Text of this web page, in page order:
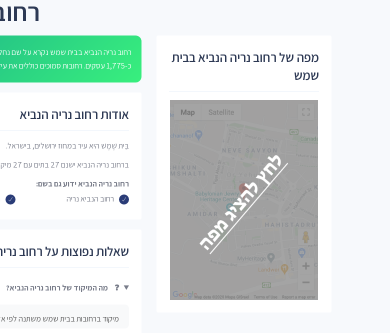
רחוב נריה הנביא בבית שמש נקרא על שם נחל
כ-1,775 עסקים. רחובות סמוכים כוללים את עידו הנביא, אחיה השילוני, יואל הנביא, מלאכי הנביא וחגי הנביא.
אודות רחוב נריה הנביא
בֵּית שֶׁמֶשׁ היא עיר במחוז ירושלים, בישראל.
ברחוב נריה הנביא ישנם 27 בתים עם 27 מיקודים שונים.
רחוב נריה הנביא ידוע גם בשם:
רחוב הנביא נריה
שאלות נפוצות על רחוב
❓ מה המיקוד של רחוב נריה הנביא?
מיקוד ברחובות בבית שמש משתנה לפי
מפה של רחוב נריה הנביא בבית
שמש